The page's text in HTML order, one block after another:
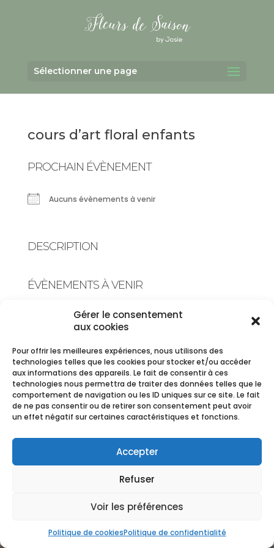
Gérer le consentement
aux cookies
Pour offrir les meilleures expériences, nous utilisons des
technologies telles que les cookies pour stocker et/ou accéder
aux informations des appareils. Le fait de consentir à ces
technologies nous permettra de traiter des données telles que le
comportement de navigation ou les ID uniques sur ce site. Le fait
de ne pas consentir ou de retirer son consentement peut avoir
un effet négatif sur certaines caractéristiques et fonctions.
Accepter
Refuser
Voir les préférences
Politique de cookiesPolitique de confidentialité
Sélectionner une page
cours d’art floral enfants
PROCHAIN ÉVÈNEMENT
Aucuns évènements à venir
DESCRIPTION
ÉVÈNEMENTS À VENIR
<li>Aucun évènement dans cette catégorie</li>
CGV-Mentions LégalesCopyright Ⓒ Fleurs de Saison -
2020